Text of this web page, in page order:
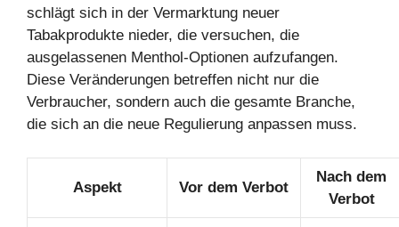
schlägt sich in der Vermarktung neuer
Tabakprodukte nieder, die versuchen, die
ausgelassenen Menthol-Optionen aufzufangen.
Diese Veränderungen betreffen nicht nur die
Verbraucher, sondern auch die gesamte Branche,
die sich an die neue Regulierung anpassen muss.
Aspekt Vor dem Verbot
Nach dem
Verbot